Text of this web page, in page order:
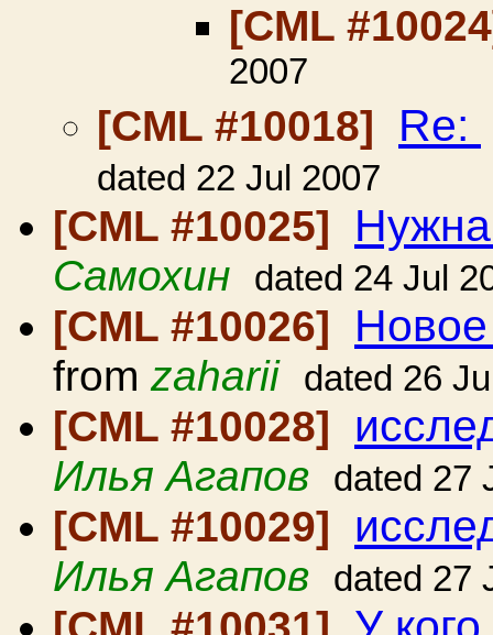
[CML
2007
[CML #10018]
Re:
dated 22 Jul 2007
[CML #10025]
Самохин dated 24 Jul
[CML #10026]
from zaharii dated 26
[CML #10028]
Илья Агапов dated 27
[CML #10029]
Илья Агапов dated 27